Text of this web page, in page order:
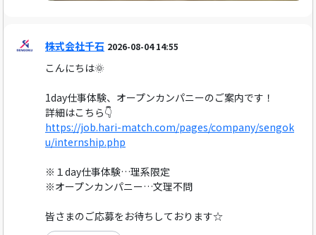
株式会社千石 2026-08-04 14:55
こんにちは🌞
1day仕事体験、オープンカンパニーのご案内です！
詳細はこちら👇
https://job.hari-match.com/pages/company/sengok
u/internship.php
※１day仕事体験…理系限定
※オープンカンパニー…文理不問
皆さまのご応募をお待ちしております☆